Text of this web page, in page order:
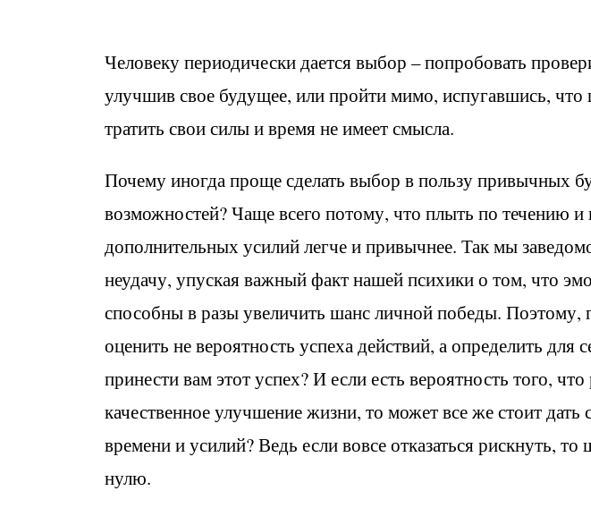
Человеку периодически дается выбор – попробовать
улучшив свое будущее, или пройти мимо, испугавшись,
тратить свои силы и время не имеет смысла.
Почему иногда проще сделать выбор в пользу привычных
возможностей? Чаще всего потому, что плыть по течению и
дополнительных усилий легче и привычнее. Так мы
неудачу, упуская важный факт нашей психики о том, что
способны в разы увеличить шанс личной победы. Поэтому,
оценить не вероятность успеха действий, а определить для
принести вам этот успех? И если есть вероятность того, что
качественное улучшение жизни, то может все же стоит дать
времени и усилий? Ведь если вовсе отказаться рискнуть,
нулю.